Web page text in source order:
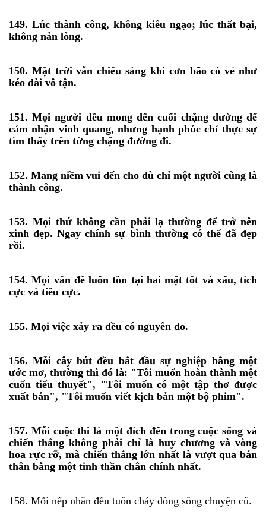
149. Lúc thành công, không kiêu ngạo; lúc thất bại,
không nản lòng.
150. Mặt trời vẫn chiếu sáng khi cơn bão có vẻ như
kéo dài vô tận.
151. Mọi người đều mong đến cuối chặng đường để
cảm nhận vinh quang, nhưng hạnh phúc chỉ thực sự
tìm thấy trên từng chặng đường đi.
152. Mang niềm vui đến cho dù chỉ một người cũng là
thành công.
153. Mọi thứ không cần phải lạ thường để trở nên
xinh đẹp. Ngay chính sự bình thường có thể đã đẹp
rồi.
154. Mọi vấn đề luôn tồn tại hai mặt tốt và xấu, tích
cực và tiêu cực.
155. Mọi việc xảy ra đều có nguyên do.
156. Mỗi cây bút đều bắt đầu sự nghiệp bằng một
ước mơ, thường thì đó là: "Tôi muốn hoàn thành một
cuốn tiểu thuyết", "Tôi muốn có một tập thơ được
xuất bản", "Tôi muốn viết kịch bản một bộ phim".
157. Mỗi cuộc thi là một đích đến trong cuộc sống và
chiến thắng không phải chỉ là huy chương và vòng
hoa rực rỡ, mà chiến thắng lớn nhất là vượt qua bản
thân bằng một tinh thần chân chính nhất.
158. Mỗi nếp nhăn đều tuôn chảy dòng sông chuyện cũ.